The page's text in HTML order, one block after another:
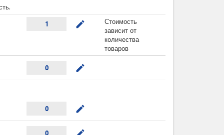
1 mode_edit
Стоимость
зависит от
количества
товаров
0 mode_edit
0 mode_edit
0